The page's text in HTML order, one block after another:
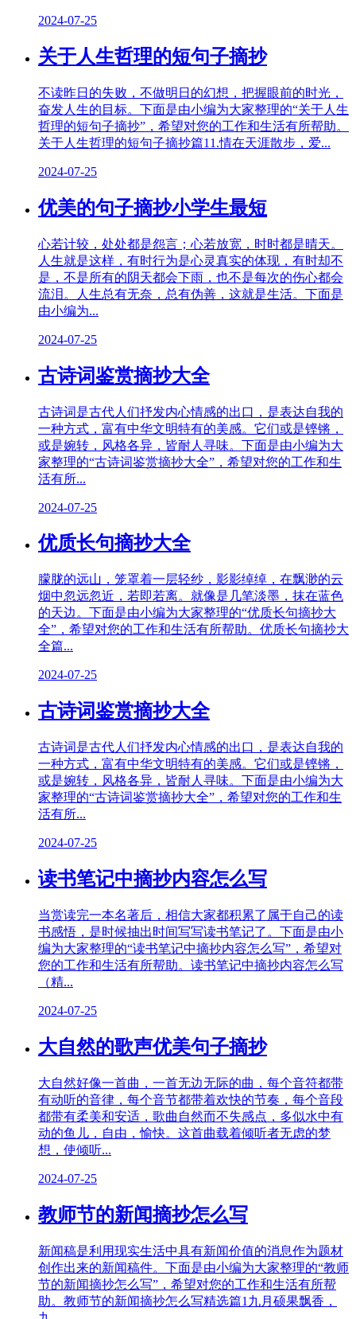
2024-07-25
关于人生哲理的短句子摘抄
不读昨日的失败，不做明日的幻想，把握眼前的时光，
奋发人生的目标。下面是由小编为大家整理的“关于人生
哲理的短句子摘抄”，希望对您的工作和生活有所帮助。
关于人生哲理的短句子摘抄篇11.情在天涯散步，爱...
2024-07-25
优美的句子摘抄小学生最短
心若计较，处处都是怨言；心若放宽，时时都是晴天。
人生就是这样，有时行为是心灵真实的体现，有时却不
是，不是所有的阴天都会下雨，也不是每次的伤心都会
流泪。人生总有无奈，总有伪善，这就是生活。下面是
由小编为...
2024-07-25
古诗词鉴赏摘抄大全
古诗词是古代人们抒发内心情感的出口，是表达自我的
一种方式，富有中华文明特有的美感。它们或是铿锵，
或是婉转，风格各异，皆耐人寻味。下面是由小编为大
家整理的“古诗词鉴赏摘抄大全”，希望对您的工作和生
活有所...
2024-07-25
优质长句摘抄大全
朦胧的远山，笼罩着一层轻纱，影影绰绰，在飘渺的云
烟中忽远忽近，若即若离。就像是几笔淡墨，抹在蓝色
的天边。下面是由小编为大家整理的“优质长句摘抄大
全”，希望对您的工作和生活有所帮助。优质长句摘抄大
全篇...
2024-07-25
古诗词鉴赏摘抄大全
古诗词是古代人们抒发内心情感的出口，是表达自我的
一种方式，富有中华文明特有的美感。它们或是铿锵，
或是婉转，风格各异，皆耐人寻味。下面是由小编为大
家整理的“古诗词鉴赏摘抄大全”，希望对您的工作和生
活有所...
2024-07-25
读书笔记中摘抄内容怎么写
当赏读完一本名著后，相信大家都积累了属于自己的读
书感悟，是时候抽出时间写写读书笔记了。下面是由小
编为大家整理的“读书笔记中摘抄内容怎么写”，希望对
您的工作和生活有所帮助。读书笔记中摘抄内容怎么写
（精...
2024-07-25
大自然的歌声优美句子摘抄
大自然好像一首曲，一首无边无际的曲，每个音符都带
有动听的音律，每个音节都带着欢快的节奏，每个音段
都带有柔美和安适，歌曲自然而不失感点，多似水中有
动的鱼儿，自由，愉快。这首曲载着倾听者无虑的梦
想，使倾听...
2024-07-25
教师节的新闻摘抄怎么写
新闻稿是利用现实生活中具有新闻价值的消息作为题材
创作出来的新闻稿件。下面是由小编为大家整理的“教师
节的新闻摘抄怎么写”，希望对您的工作和生活有所帮
助。教师节的新闻摘抄怎么写精选篇1九月硕果飘香，